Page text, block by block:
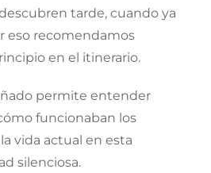
tarde, cuando ya
eso recomendamos
en el itinerario.
permite entender
funcionaban los
vida actual en esta
silenciosa.